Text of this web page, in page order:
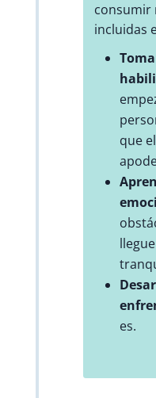
consumir
incluidas
que
es.